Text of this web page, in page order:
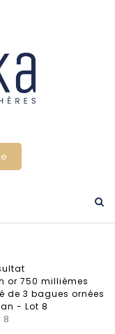
or 750 millièmes
de 3 bagues ornées
- Lot 8
8